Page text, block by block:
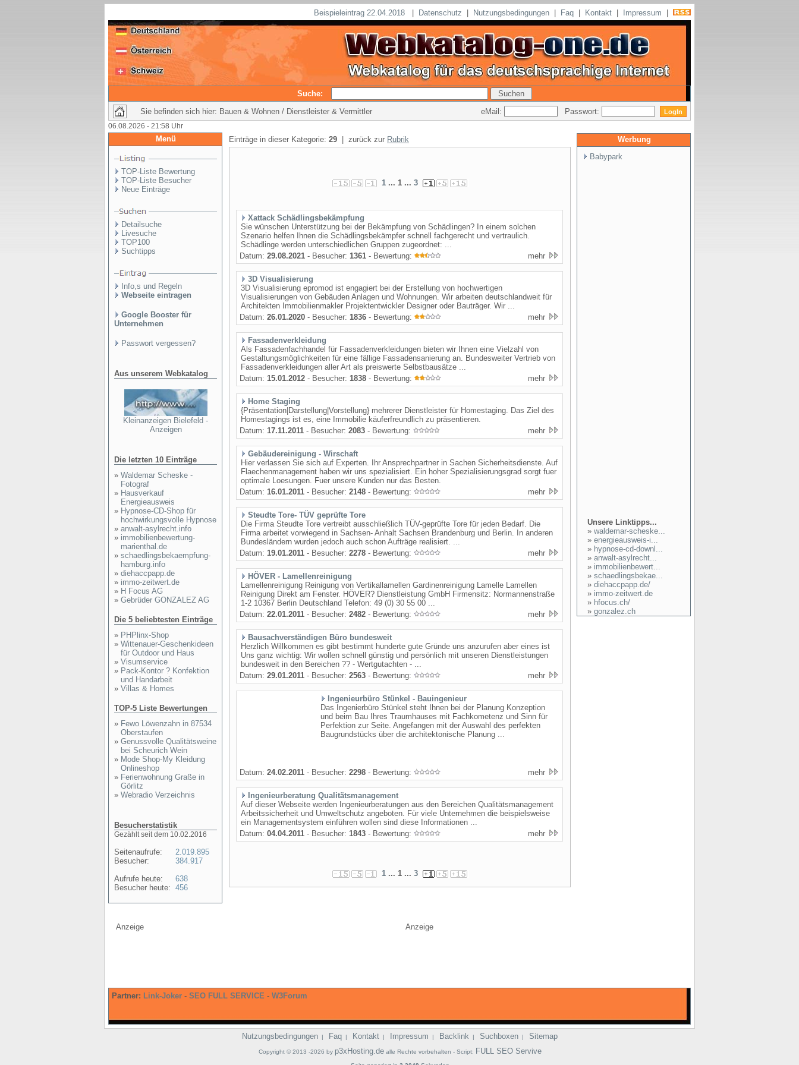
Beispieleintrag 22.04.2018 Datenschutz Nutzungsbedingungen Faq Kontakt Impressum
Suche:
Sie befinden sich hier: Bauen & Wohnen / Dienstleister & Vermittler
eMail: Passwort:
06.08.2026 - 21:58 Uhr
Menü
TOP-Liste Bewertung
TOP-Liste Besucher
Neue Einträge
Detailsuche
Livesuche
TOP100
Suchtipps
Info,s und Regeln
Webseite eintragen
Google Booster für
Unternehmen
Passwort vergessen?
Aus unserem Webkatalog
Kleinanzeigen Bielefeld -
Anzeigen
Die letzten 10 Einträge
» Waldemar Scheske -
Fotograf
» Hausverkauf
Energieausweis
» Hypnose-CD-Shop für
hochwirkungsvolle Hypnose
» anwalt-asylrecht.info
» immobilienbewertung-
marienthal.de
» schaedlingsbekaempfung-
hamburg.info
» diehaccpapp.de
» immo-zeitwert.de
» H Focus AG
» Gebrüder GONZALEZ AG
Die 5 beliebtesten Einträge
» PHPlinx-Shop
» Wittenauer-Geschenkideen
für Outdoor und Haus
» Visumservice
» Pack-Kontor ? Konfektion
und Handarbeit
» Villas & Homes
TOP-5 Liste Bewertungen
» Fewo Löwenzahn in 87534
Oberstaufen
» Genussvolle Qualitätsweine
bei Scheurich Wein
» Mode Shop-My Kleidung
Onlineshop
» Ferienwohnung Graße in
Görlitz
» Webradio Verzeichnis
Besucherstatistik
Gezählt seit dem 10.02.2016
Seitenaufrufe:
Besucher:
Aufrufe heute:
Besucher heute:
2.019.895
384.917
638
456
Einträge in dieser Kategorie: 29 | zurück zur Rubrik
1... 1 ... 3
Xattack Schädlingsbekämpfung
Sie wünschen Unterstützung bei der Bekämpfung von Schädlingen? In einem solchen
Szenario helfen Ihnen die Schädlingsbekämpfer schnell fachgerecht und vertraulich.
Schädlinge werden unterschiedlichen Gruppen zugeordnet: ...
Datum: 29.08.2021 - Besucher: 1361 - Bewertung: mehr
3D Visualisierung
3D Visualisierung epromod ist engagiert bei der Erstellung von hochwertigen
Visualisierungen von Gebäuden Anlagen und Wohnungen. Wir arbeiten deutschlandweit für
Architekten Immobilienmakler Projektentwickler Designer oder Bauträger. Wir ...
Datum: 26.01.2020 - Besucher: 1836 - Bewertung: mehr
Fassadenverkleidung
Als Fassadenfachhandel für Fassadenverkleidungen bieten wir Ihnen eine Vielzahl von
Gestaltungsmöglichkeiten für eine fällige Fassadensanierung an. Bundesweiter Vertrieb von
Fassadenverkleidungen aller Art als preiswerte Selbstbausätze ...
Datum: 15.01.2012 - Besucher: 1838 - Bewertung: mehr
Home Staging
{Präsentation|Darstellung|Vorstellung} mehrerer Dienstleister für Homestaging. Das Ziel des
Homestagings ist es, eine Immobilie käuferfreundlich zu präsentieren.
Datum: 17.11.2011 - Besucher: 2083 - Bewertung: mehr
Gebäudereinigung - Wirschaft
Hier verlassen Sie sich auf Experten. Ihr Ansprechpartner in Sachen Sicherheitsdienste. Auf
Flaechenmanagement haben wir uns spezialisiert. Ein hoher Spezialisierungsgrad sorgt fuer
optimale Loesungen. Fuer unsere Kunden nur das Besten.
Datum: 16.01.2011 - Besucher: 2148 - Bewertung: mehr
Steudte Tore- TÜV geprüfte Tore
Die Firma Steudte Tore vertreibt ausschließlich TÜV-geprüfte Tore für jeden Bedarf. Die
Firma arbeitet vorwiegend in Sachsen- Anhalt Sachsen Brandenburg und Berlin. In anderen
Bundesländern wurden jedoch auch schon Aufträge realisiert. ...
Datum: 19.01.2011 - Besucher: 2278 - Bewertung: mehr
HÖVER - Lamellenreinigung
Lamellenreinigung Reinigung von Vertikallamellen Gardinenreinigung Lamelle Lamellen
Reinigung Direkt am Fenster. HÖVER? Dienstleistung GmbH Firmensitz: Normannenstraße
1-2 10367 Berlin Deutschland Telefon: 49 (0) 30 55 00 ...
Datum: 22.01.2011 - Besucher: 2482 - Bewertung: mehr
Bausachverständigen Büro bundesweit
Herzlich Willkommen es gibt bestimmt hunderte gute Gründe uns anzurufen aber eines ist
Uns ganz wichtig: Wir wollen schnell günstig und persönlich mit unseren Dienstleistungen
bundesweit in den Bereichen ?? - Wertgutachten - ...
Datum: 29.01.2011 - Besucher: 2563 - Bewertung: mehr
Ingenieurbüro Stünkel - Bauingenieur
Das Ingenierbüro Stünkel steht Ihnen bei der Planung Konzeption
und beim Bau Ihres Traumhauses mit Fachkometenz und Sinn für
Perfektion zur Seite. Angefangen mit der Auswahl des perfekten
Baugrundstücks über die architektonische Planung ...
Datum: 24.02.2011 - Besucher: 2298 - Bewertung: mehr
Ingenieurberatung Qualitätsmanagement
Auf dieser Webseite werden Ingenieurberatungen aus den Bereichen Qualitätsmanagement
Arbeitssicherheit und Umweltschutz angeboten. Für viele Unternehmen die beispielsweise
ein Managementsystem einführen wollen sind diese Informationen ...
Datum: 04.04.2011 - Besucher: 1843 - Bewertung: mehr
1... 1 ... 3
Werbung
Babypark
Unsere Linktipps...
» waldemar-scheske...
» energieausweis-i...
» hypnose-cd-downl...
» anwalt-asylrecht...
» immobilienbewert...
» schaedlingsbekae...
» diehaccpapp.de/
» immo-zeitwert.de
» hfocus.ch/
» gonzalez.ch
Anzeige Anzeige
Partner: Link-Joker - SEO FULL SERVICE - W3Forum
Nutzungsbedingungen | Faq | Kontakt | Impressum | Backlink | Suchboxen | Sitemap
Copyright © 2013 -2026 by p3xHosting.dealle Rechte vorbehalten - Script: FULL SEO Servive